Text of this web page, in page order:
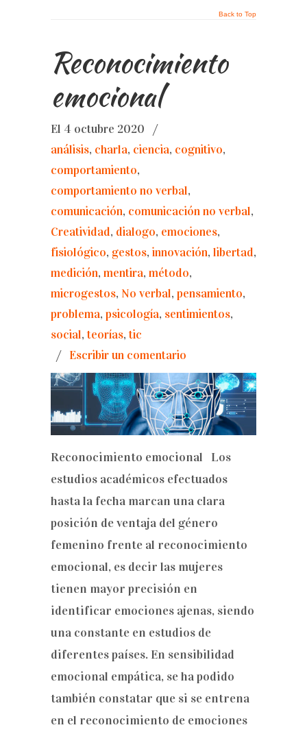
Back to Top
Reconocimiento
emocional
El 4 octubre 2020
/
análisis, charla, ciencia, cognitivo,
comportamiento,
comportamiento no verbal,
comunicación, comunicación no verbal,
Creatividad, dialogo, emociones,
fisiológico, gestos, innovación, libertad,
medición, mentira, método,
microgestos, No verbal, pensamiento,
problema, psicología, sentimientos,
social,teorías,tic
/ Escribir un comentario
Reconocimiento emocional Los
estudios académicos efectuados
hasta la fecha marcan una clara
posición de ventaja del género
femenino frente al reconocimiento
emocional, es decir las mujeres
tienen mayor precisión en
identificar emociones ajenas, siendo
una constante en estudios de
diferentes países. En sensibilidad
emocional empática, se ha podido
también constatar que si se entrena
en el reconocimiento de emociones